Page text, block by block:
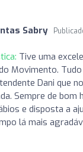
Sabry
Tive uma
Movimento.
Dani que
Sempre de bom
e disposta a
lá mais